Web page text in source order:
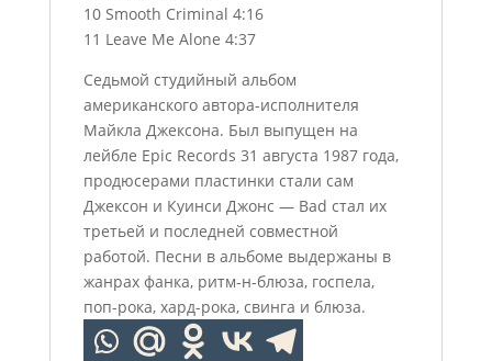
10 Smooth Criminal 4:16
11 Leave Me Alone 4:37
Седьмой студийный альбом
американского автора-исполнителя
Майкла Джексона. Был выпущен на
лейбле Epic Records 31 августа 1987 года,
продюсерами пластинки стали сам
Джексон и Куинси Джонс — Bad стал их
третьей и последней совместной
работой. Песни в альбоме выдержаны в
жанрах фанка, ритм-н-блюза, госпела,
поп-рока, хард-рока, свинга и блюза.